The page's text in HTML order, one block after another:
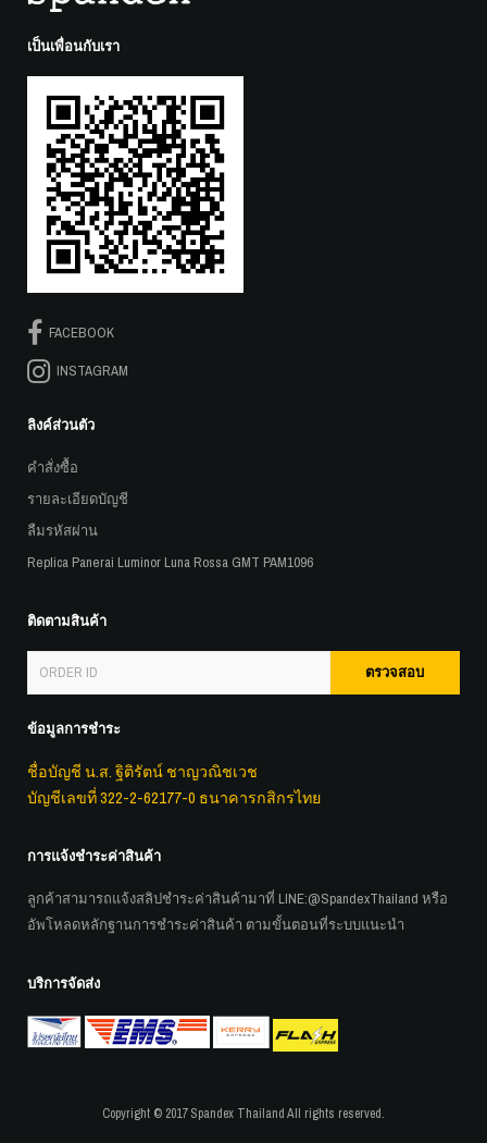
เป็นเพื่อนกับเรา
FACEBOOK
INSTAGRAM
ลิงค์ส่วนตัว
คำสั่งซื้อ
รายละเอียดบัญชี
ลืมรหัสผ่าน
Replica Panerai Luminor Luna Rossa GMT PAM1096
ติดตามสินค้า
ตรวจสอบ
ข้อมูลการชำระ
ชื่อบัญชี น.ส. ฐิติรัตน์ ชาญวณิชเวช
บัญชีเลขที่ 322-2-62177-0 ธนาคารกสิกรไทย
การแจ้งชำระค่าสินค้า
ลูกค้าสามารถแจ้งสลิปชำระค่าสินค้ามาที่ LINE:@SpandexThailand หรือ
อัพโหลดหลักฐานการชำระค่าสินค้า ตามขั้นตอนที่ระบบแนะนำ
บริการจัดส่ง
Copyright © 2017 Spandex Thailand All rights reserved.